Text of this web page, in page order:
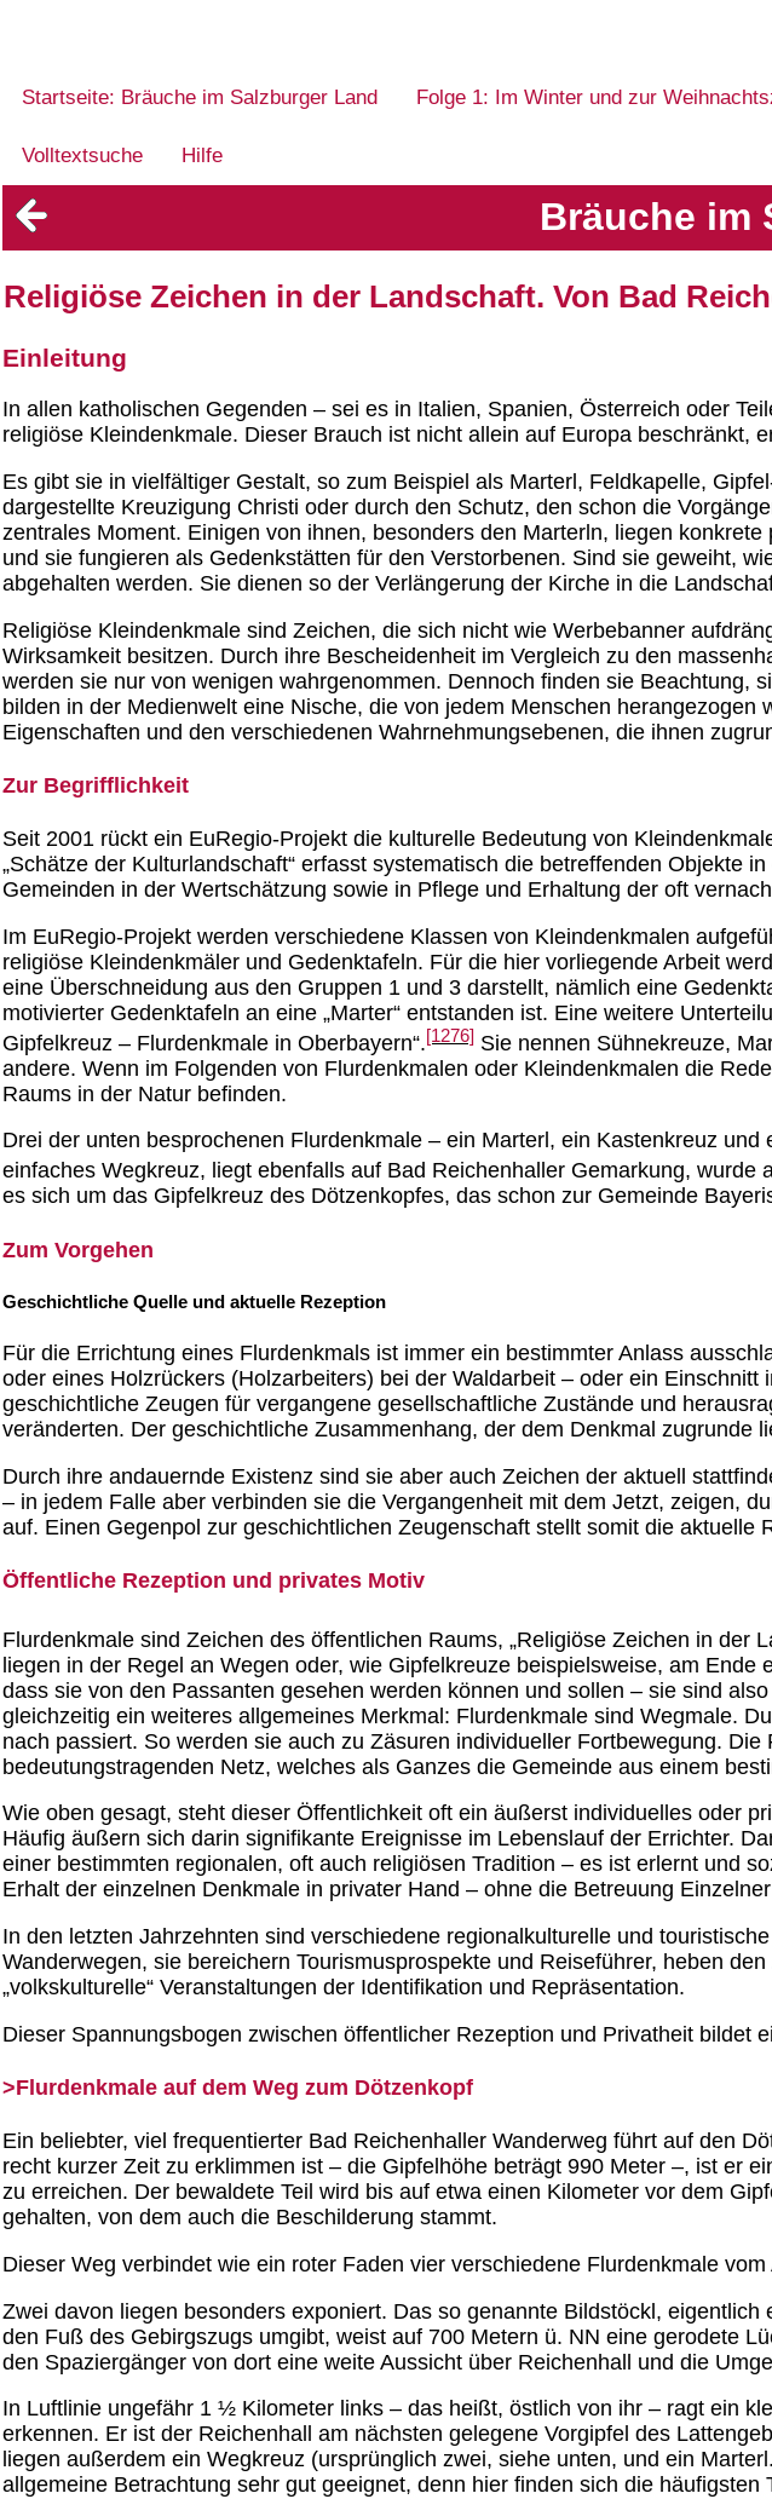
Startseite: Bräuche im Salzburger Land Folge 1: Im Winter und zur
Volltextsuche Hilfe
Bräuche im
Religiöse Zeichen in der Landschaft. Von Bad
Einleitung
In allen katholischen Gegenden – sei es in Italien, Spanien, Österreich oder
religiöse Kleindenkmale. Dieser Brauch ist nicht allein auf Europa beschränkt,
Es gibt sie in vielfältiger Gestalt, so zum Beispiel als Marterl, Feldkapelle,
dargestellte Kreuzigung Christi oder durch den Schutz, den schon die
zentrales Moment. Einigen von ihnen, besonders den Marterln, liegen
und sie fungieren als Gedenkstätten für den Verstorbenen. Sind sie geweiht,
abgehalten werden. Sie dienen so der Verlängerung der Kirche in die
Religiöse Kleindenkmale sind Zeichen, die sich nicht wie Werbebanner
Wirksamkeit besitzen. Durch ihre Bescheidenheit im Vergleich zu den
werden sie nur von wenigen wahrgenommen. Dennoch finden sie Beachtung,
bilden in der Medienwelt eine Nische, die von jedem Menschen
Eigenschaften und den verschiedenen Wahrnehmungsebenen, die ihnen
Zur Begrifflichkeit
Seit 2001 rückt ein EuRegio-Projekt die kulturelle Bedeutung von
„Schätze der Kulturlandschaft“ erfasst systematisch die betreffenden Objekte
Gemeinden in der Wertschätzung sowie in Pflege und Erhaltung der oft
Im EuRegio-Projekt werden verschiedene Klassen von Kleindenkmalen
religiöse Kleindenkmäler und Gedenktafeln. Für die hier vorliegende Arbeit
eine Überschneidung aus den Gruppen 1 und 3 darstellt, nämlich eine
motivierter Gedenktafeln an eine „Marter“ entstanden ist. Eine weitere
Gipfelkreuz – Flurdenkmale in Oberbayern“.[1276] Sie nennen Sühnekreuze,
andere. Wenn im Folgenden von Flurdenkmalen oder Kleindenkmalen die
Raums in der Natur befinden.
Drei der unten besprochenen Flurdenkmale – ein Marterl, ein Kastenkreuz und
einfaches Wegkreuz, liegt ebenfalls auf Bad Reichenhaller Gemarkung, wurde
es sich um das Gipfelkreuz des Dötzenkopfes, das schon zur Gemeinde
Zum Vorgehen
Geschichtliche Quelle und aktuelle Rezeption
Für die Errichtung eines Flurdenkmals ist immer ein bestimmter Anlass
oder eines Holzrückers (Holzarbeiters) bei der Waldarbeit – oder ein
geschichtliche Zeugen für vergangene gesellschaftliche Zustände und
veränderten. Der geschichtliche Zusammenhang, der dem Denkmal
Durch ihre andauernde Existenz sind sie aber auch Zeichen der aktuell
– in jedem Falle aber verbinden sie die Vergangenheit mit dem Jetzt, zeigen,
auf. Einen Gegenpol zur geschichtlichen Zeugenschaft stellt somit die
Öffentliche Rezeption und privates Motiv
Flurdenkmale sind Zeichen des öffentlichen Raums, „Religiöse Zeichen in
liegen in der Regel an Wegen oder, wie Gipfelkreuze beispielsweise, am
dass sie von den Passanten gesehen werden können und sollen – sie sind
gleichzeitig ein weiteres allgemeines Merkmal: Flurdenkmale sind Wegmale.
nach passiert. So werden sie auch zu Zäsuren individueller Fortbewegung.
bedeutungstragenden Netz, welches als Ganzes die Gemeinde aus einem
Wie oben gesagt, steht dieser Öffentlichkeit oft ein äußerst individuelles oder
Häufig äußern sich darin signifikante Ereignisse im Lebenslauf der Errichter.
einer bestimmten regionalen, oft auch religiösen Tradition – es ist erlernt und
Erhalt der einzelnen Denkmale in privater Hand – ohne die Betreuung
In den letzten Jahrzehnten sind verschiedene regionalkulturelle und
Wanderwegen, sie bereichern Tourismusprospekte und Reiseführer, heben
„volkskulturelle“ Veranstaltungen der Identifikation und Repräsentation.
Dieser Spannungsbogen zwischen öffentlicher Rezeption und Privatheit bildet
>Flurdenkmale auf dem Weg zum Dötzenkopf
Ein beliebter, viel frequentierter Bad Reichenhaller Wanderweg führt auf den
recht kurzer Zeit zu erklimmen ist – die Gipfelhöhe beträgt 990 Meter –, ist er
zu erreichen. Der bewaldete Teil wird bis auf etwa einen Kilometer vor dem
gehalten, von dem auch die Beschilderung stammt.
Dieser Weg verbindet wie ein roter Faden vier verschiedene Flurdenkmale
Zwei davon liegen besonders exponiert. Das so genannte Bildstöckl,
den Fuß des Gebirgszugs umgibt, weist auf 700 Metern ü. NN eine gerodete
den Spaziergänger von dort eine weite Aussicht über Reichenhall und die
In Luftlinie ungefähr 1 ½ Kilometer links – das heißt, östlich von ihr – ragt ein
erkennen. Er ist der Reichenhall am nächsten gelegene Vorgipfel des
liegen außerdem ein Wegkreuz (ursprünglich zwei, siehe unten, und ein
allgemeine Betrachtung sehr gut geeignet, denn hier finden sich die